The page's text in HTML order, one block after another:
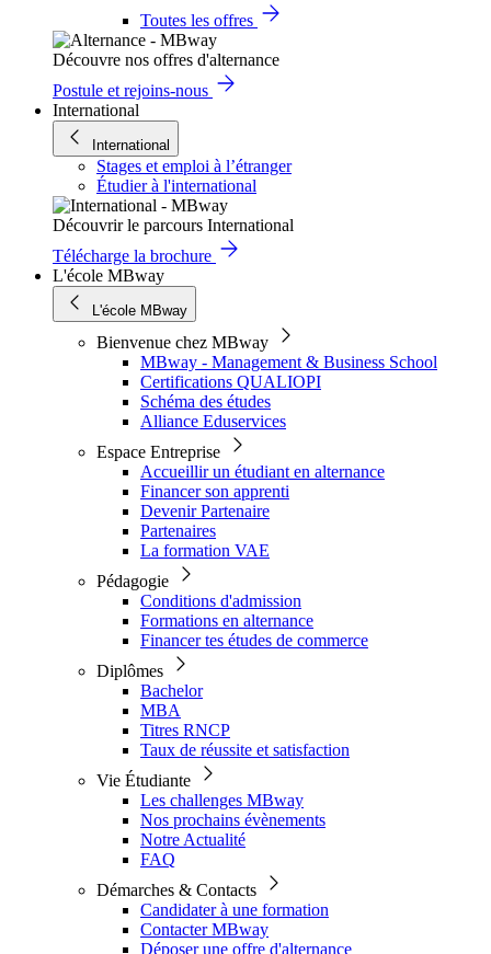
Toutes les offres
Découvre nos offres d'alternance
Postule et rejoins-nous
International
International
Stages et emploi à l’étranger
Étudier à l'international
Découvrir le parcours International
Télécharge la brochure
L'école MBway
L'école MBway
Bienvenue chez MBway
MBway - Management & Business School
Certifications QUALIOPI
Schéma des études
Alliance Eduservices
Espace Entreprise
Accueillir un étudiant en alternance
Financer son apprenti
Devenir Partenaire
Partenaires
La formation VAE
Pédagogie
Conditions d'admission
Formations en alternance
Financer tes études de commerce
Diplômes
Bachelor
MBA
Titres RNCP
Taux de réussite et satisfaction
Vie Étudiante
Les challenges MBway
Nos prochains évènements
Notre Actualité
FAQ
Démarches & Contacts
Candidater à une formation
Contacter MBway
Déposer une offre d'alternance